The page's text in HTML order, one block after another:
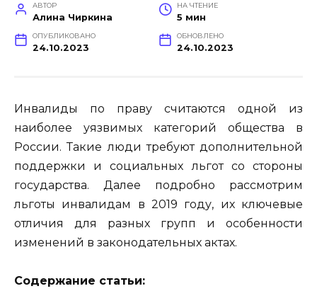
АВТОР
Алина Чиркина
НА ЧТЕНИЕ
5 мин
ОПУБЛИКОВАНО
24.10.2023
ОБНОВЛЕНО
24.10.2023
Инвалиды по праву считаются одной из
наиболее уязвимых категорий общества в
России. Такие люди требуют дополнительной
поддержки и социальных льгот со стороны
государства. Далее подробно рассмотрим
льготы инвалидам в 2019 году, их ключевые
отличия для разных групп и особенности
изменений в законодательных актах.
Содержание статьи: